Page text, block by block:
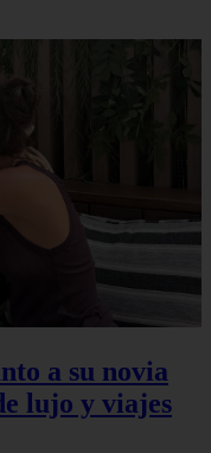
a su novia
lujo y viajes